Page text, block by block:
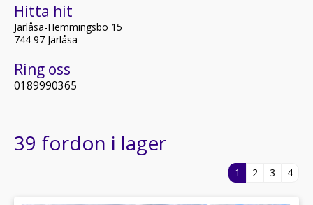
Hitta hit
Järlåsa-Hemmingsbo 15
744 97 Järlåsa
Ring oss
0189990365
39 fordon i lager
1 2 3 4